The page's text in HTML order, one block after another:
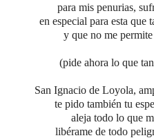
para mis penurias,
en especial para esta que
y que no me
(pide ahora lo que
San Ignacio de Loyola,
te pido también tu
aleja todo lo que
libérame de todo